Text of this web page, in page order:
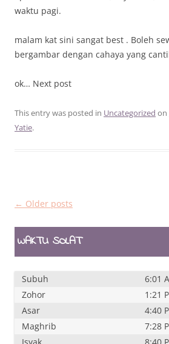
waktu pagi.
malam kat sini sangat best . Boleh
bergambar dengan cahaya yang
ok… Next post
This entry was posted in Uncategorized on
Yatie.
Post
← Older posts
WAKTU SOLAT
Subuh
6:01
Zohor
1:21
Asar
4:40
Maghrib
7:28